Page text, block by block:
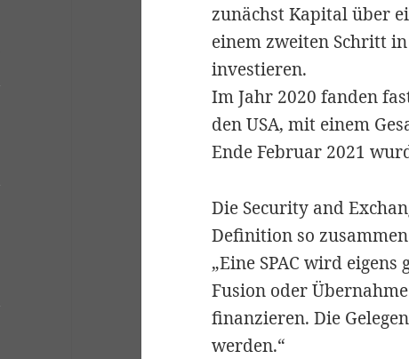
zunächst Kapital über
einem zweiten Schritt
investieren.
Im Jahr 2020 fanden
den USA, mit einem
Ende Februar 2021
Die Security and
Definition so
„Eine SPAC wird
Fusion oder
finanzieren. Die
werden.“